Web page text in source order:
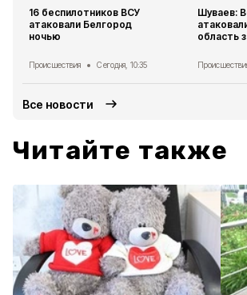
16 беспилотников ВСУ
атаковали Белгород
ночью
Происшествия Сегодня, 10:35
Шуваев:
область
Все новости
Читайте также